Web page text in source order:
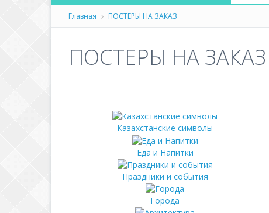
Главная ПОСТЕРЫ НА ЗАКАЗ
ПОСТЕРЫ НА ЗАКАЗ
Казахстанские символы
Еда и Напитки
Праздники и события
Города